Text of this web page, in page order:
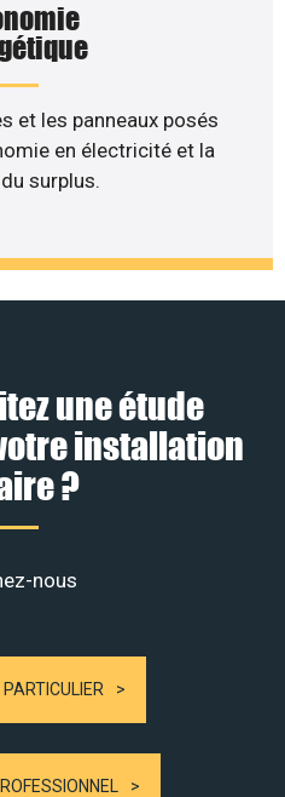
et les panneaux posés
en électricité et la
surplus.
une étude
installation
?
nous